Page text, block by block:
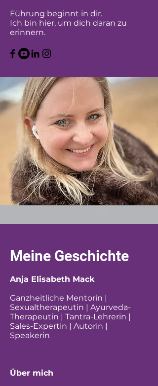
Führung beginnt in dir.
Ich bin hier, um dich daran zu
erinnern.
Meine Geschichte
Anja Elisabeth Mack
Ganzheitliche Mentorin |
Sexualtherapeutin | Ayurveda-
Therapeutin | Tantra-Lehrerin |
Sales-Expertin | Autorin |
Speakerin
Über mich